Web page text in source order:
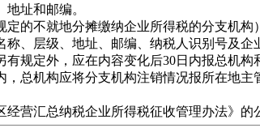
址和邮编。
定的不就地分摊缴纳企业所得税的分支机
、层级、地址、邮编、纳税人识别号及企
有规定外，应在内容变化后30日内报总机
总机构应将分支机构注销情况报所在地主
经营汇总纳税企业所得税征收管理办法》的